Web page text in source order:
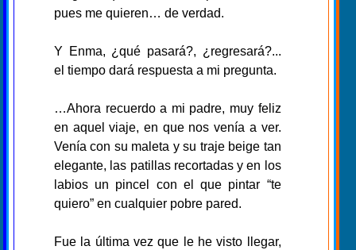
pues me quieren… de verdad.
Y Enma, ¿qué pasará?, ¿regresará?...
el tiempo dará respuesta a mi pregunta.
…Ahora recuerdo a mi padre, muy feliz
en aquel viaje, en que nos venía a ver.
Venía con su maleta y su traje beige tan
elegante, las patillas recortadas y en los
labios un pincel con el que pintar “te
quiero” en cualquier pobre pared.
Fue la última vez que le he visto llegar,